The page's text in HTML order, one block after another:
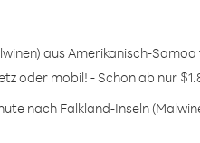
aus Amerikanisch-Samoa
oder mobil! - Schon ab nur
nach Falkland-Inseln